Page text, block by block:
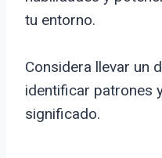
tu entorno.
Considera llevar un
identificar patrones
significado.